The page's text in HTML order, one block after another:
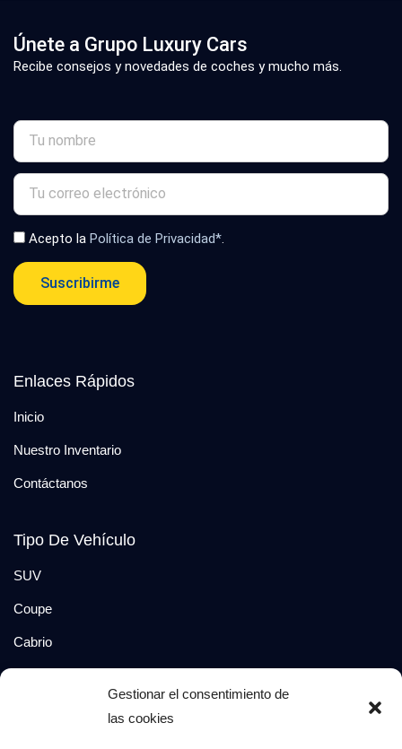
Gestionar el consentimiento de
las cookies
Únete a Grupo Luxury Cars
Recibe consejos y novedades de coches y mucho más.
Acepto la Política de Privacidad*
Suscribirme
Enlaces Rápidos
Inicio
Nuestro Inventario
Contáctanos
Tipo De Vehículo
SUV
Coupe
Cabrio